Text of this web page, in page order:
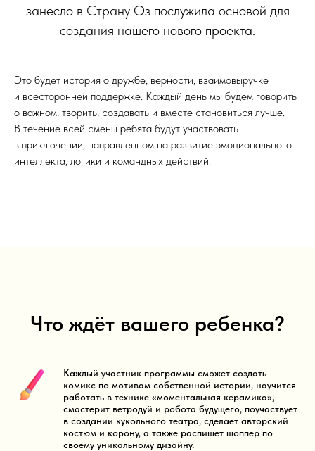
занесло в Страну Оз послужила основой для
создания нашего нового проекта.
Это будет история о дружбе, верности, взаимовыручке
и всесторонней поддержке. Каждый день мы будем говорить
о важном, творить, создавать и вместе становиться лучше.
В течение всей смены ребята будут участвовать
в приключении, направленном на развитие эмоционального
интеллекта, логики и командных действий.
Что ждёт вашего ребенка?
Каждый участник программы сможет создать
комикс по мотивам собственной истории, научится
работать в технике «моментальная керамика»,
смастерит ветродуй и робота будущего, поучаствует
в создании кукольного театра, сделает авторский
костюм и корону, а также распишет шоппер по
своему уникальному дизайну.